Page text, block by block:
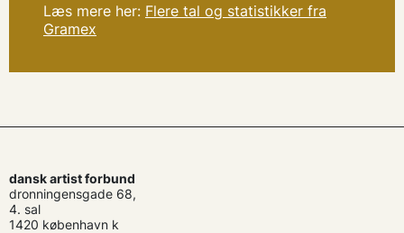
Læs mere her: Flere tal og statistikker fra
Gramex
dansk artist forbund
dronningensgade 68,
4. sal
1420 københavn k